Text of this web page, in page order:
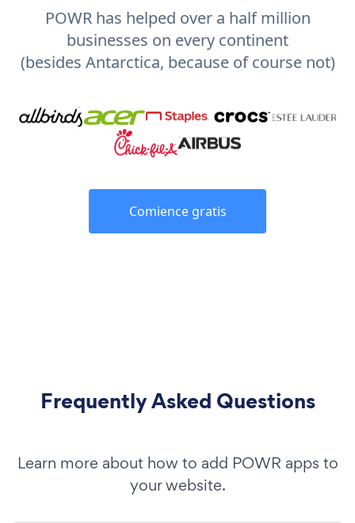
POWR has helped over a half million
businesses on every continent
(besides Antarctica, because of course not)
Comience gratis
Frequently Asked Questions
Learn more about how to add POWR apps to
your website.